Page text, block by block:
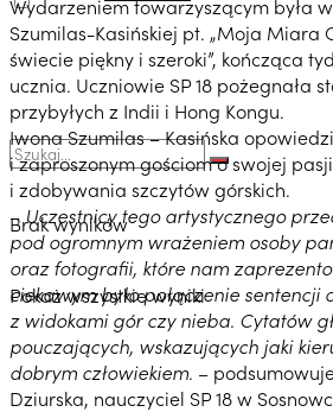
Brak wyników
Pokaż wszystkie wyniki
Wydarzeniem towarzyszącym była
Szumilas-Kasińskiej pt. „Moja Miara
świecie piękny i szeroki”, kończąca
ucznia. Uczniowie SP 18 pożegnała
przybyłych z Indii i Hong Kongu.
Iwona Szumilas – Kasińska
i zaproszonym gościom o swojej
i zdobywania szczytów górskich.
– Uczestnicy tego artystycznego
pod ogromnym wrażeniem osoby
oraz fotografii, które nam
ciekawym było połączenie sentencji
z widokami gór czy nieba. Cytatów
pouczających, wskazujących jaki
dobrym człowiekiem. –
Dziurska, nauczyciel SP 18 w